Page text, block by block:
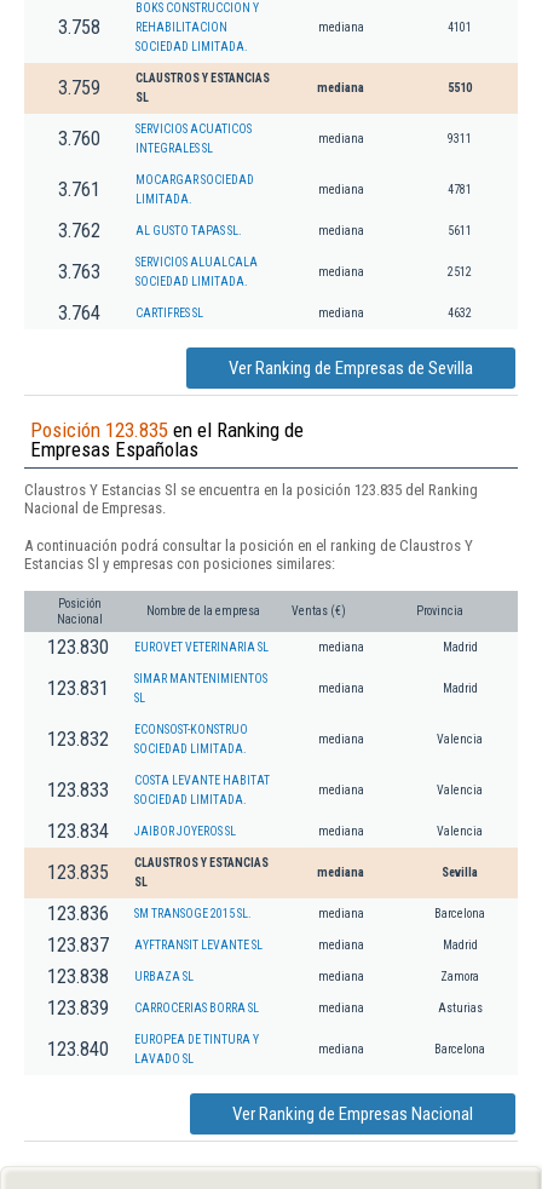
3.758
BOKS CONSTRUCCION Y
REHABILITACION
SOCIEDAD LIMITADA.
mediana 4101
3.759
CLAUSTROS Y ESTANCIAS
SL
mediana 5510
3.760
SERVICIOS ACUATICOS
INTEGRALES SL
mediana 9311
3.761
MOCARGAR SOCIEDAD
LIMITADA.
mediana 4781
3.762 AL GUSTO TAPAS SL. mediana 5611
3.763
SERVICIOS ALUALCALA
SOCIEDAD LIMITADA.
mediana 2512
3.764 CARTIFRES SL mediana 4632
Ver Ranking de Empresas de Sevilla
Posición 123.835 en el Ranking de
Empresas Españolas
Claustros Y Estancias Sl se encuentra en la posición 123.835 del Ranking
Nacional de Empresas.
A continuación podrá consultar la posición en el ranking de Claustros Y
Estancias Sl y empresas con posiciones similares:
Posición
Nacional
Nombre de la empresa Ventas (€) Provincia
123.830 EUROVET VETERINARIA SL mediana Madrid
123.831
SIMAR MANTENIMIENTOS
SL
mediana Madrid
123.832
ECONSOST-KONSTRUO
SOCIEDAD LIMITADA.
mediana Valencia
123.833
COSTA LEVANTE HABITAT
SOCIEDAD LIMITADA.
mediana Valencia
123.834 JAIBOR JOYEROS SL mediana Valencia
123.835
CLAUSTROS Y ESTANCIAS
SL
mediana Sevilla
123.836 SM TRANSOGE 2015 SL. mediana Barcelona
123.837 AYFTRANSIT LEVANTE SL mediana Madrid
123.838 URBAZA SL mediana Zamora
123.839 CARROCERIAS BORRA SL mediana Asturias
123.840
EUROPEA DE TINTURA Y
LAVADO SL
mediana Barcelona
Ver Ranking de Empresas Nacional